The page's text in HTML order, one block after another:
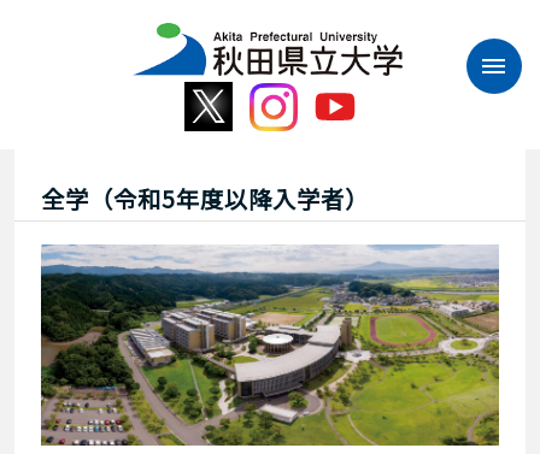
全学（令和5年度以降入学者）